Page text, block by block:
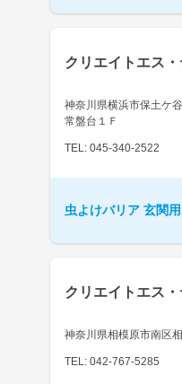
クリエイトエス
神奈川県横浜市保土ケ
常盤台１Ｆ
TEL: 045-340-2522
虫よけバリア 玄関
クリエイトエス
神奈川県相模原市南区
TEL: 042-767-5285